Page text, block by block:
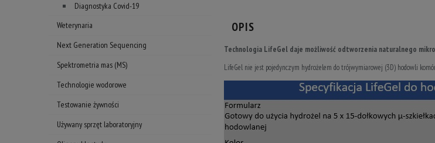
Diagnostyka Covid-19
Weterynaria
Next Generation Sequencing
Spektrometria mas (MS)
Technologie wodorowe
Testowanie żywności
Używany sprzęt laboratoryjny
OPIS
Technologia LifeGel daje możliwość odtworzenia naturalnego
LifeGel nie jest pojedynczym hydrożelem do trójwymiarowej (3D) hodowli